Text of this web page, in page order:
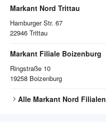
Markant Nord Trittau
Hamburger Str. 67
22946 Trittau
Markant Filiale Boizenburg
Ringstraße 10
19258 Boizenburg
Alle Markant Nord Filialen